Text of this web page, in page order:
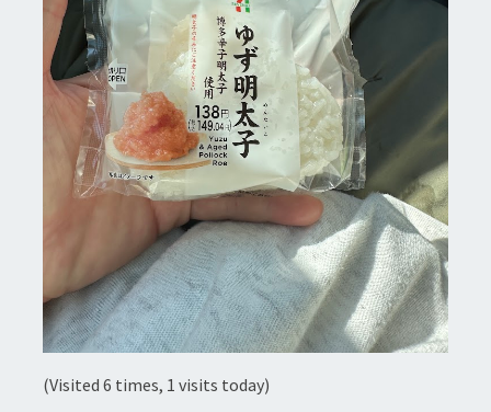
(Visited 6 times, 1 visits today)